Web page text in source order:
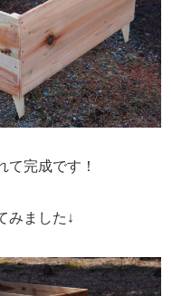
て完成です！
みました↓